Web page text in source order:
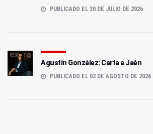
PUBLICADO EL 30 DE JULIO DE 2026
Agustín González: Carta a Jaén
PUBLICADO EL 02 DE AGOSTO DE 2026